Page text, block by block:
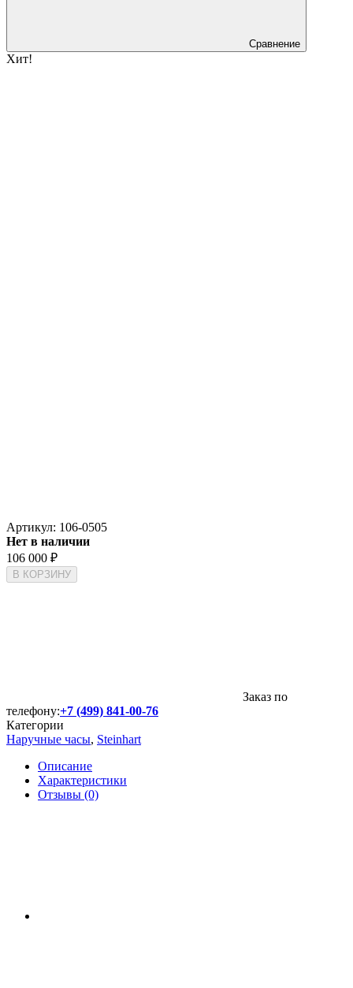
Сравнение
Хит!
Артикул: 106-0505
Нет в наличии
106 000 ₽
В КОРЗИНУ
Заказ по
телефону:+7 (499) 841-00-76
Категории
Наручные часы, Steinhart
Описание
Характеристики
Отзывы (0)